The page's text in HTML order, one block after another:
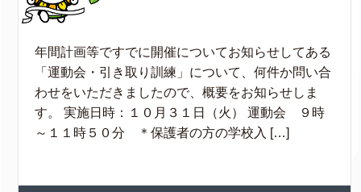
年間計画等ですでに開催についてお知らせしてある
「運動会・引き取り訓練」について、何件か問い合
わせをいただきましたので、概要をお知らせしま
す。 実施日時：１０月３１日（火） 運動会 ９時
～１１時５０分 ＊保護者の方の学校入 […]